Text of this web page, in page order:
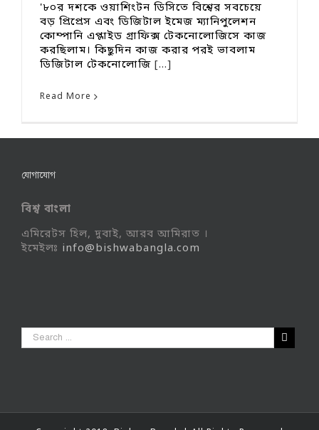
'৮০র দশকে ওয়াশিংটন ডিসিতে বিশ্বের সবচেয়ে
বড় প্রিপ্রেস এবং ডিজিটাল ইমেজ ম্যানিপুলেশন
কোম্পানি এপ্লাইড গ্রাফিক্স টেকনোলোজিসে কাজ
করছিলাম। কিছুদিন কাজ করার পরই ভাবলাম
ডিজিটাল টেকনোলোজি [...]
Read More
যোগাযোগ
বিশ্ব বাংলা
এমিরেটস হিল, দুবাই, আরব আমিরাত ।
ইমেইলঃ info@bishwabangla.com